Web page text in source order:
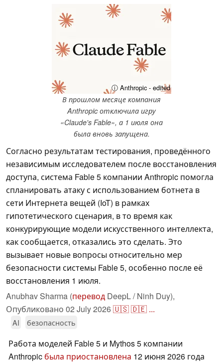
ⓘ Anthropic - edited
В прошлом месяце компания
Anthropic отключила игру
«Claude's Fable», а 1 июля она
была вновь запущена.
Согласно результатам тестирования, проведённого
независимым исследователем после восстановления
доступа, система Fable 5 компании Anthropic помогла
спланировать атаку с использованием ботнета в
сети Интернета вещей (IoT) в рамках
гипотетического сценария, в то время как
конкурирующие модели искусственного интеллекта,
как сообщается, отказались это сделать. Это
вызывает новые вопросы относительно мер
безопасности системы Fable 5, особенно после её
восстановления 1 июля.
Anubhav Sharma (перевод DeepL / Ninh Duy),
Опубликовано 02 July 2026🇺🇸🇩🇪 ...
AI безопасность
Работа моделей Fable 5 и Mythos 5 компании
Anthropic была приостановлена 12 июня 2026 года